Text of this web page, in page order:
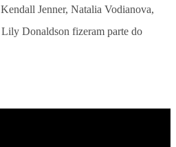
Jenner, Natalia Vodianova,
Donaldson fizeram parte do